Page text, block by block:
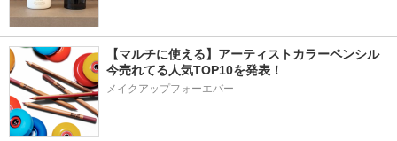
【マルチに使える】アーティストカラーペンシル
今売れてる人気TOP10を発表！
メイクアップフォーエバー